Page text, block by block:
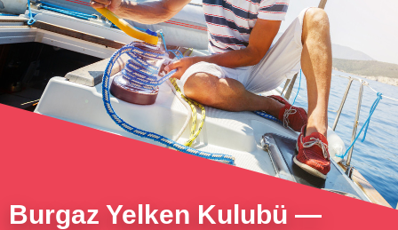
Burgaz Yelken Kulubü —